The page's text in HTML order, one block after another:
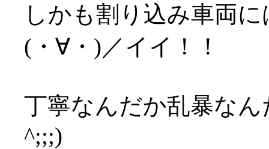
しかも割り込み車両
(・∀・)／イイ！！
丁寧なんだか乱暴な
^;;;)